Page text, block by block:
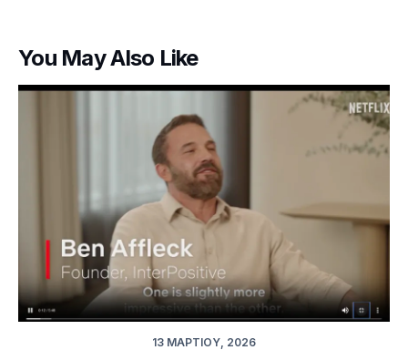
You May Also Like
13 ΜΑΡΤΊΟΥ, 2026